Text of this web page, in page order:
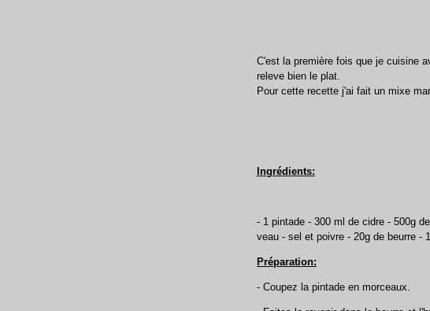
C'est la première fois que je cuisine
releve bien le plat.
Pour cette recette j'ai fait un mixe
Ingrédients:
- 1 pintade - 300 ml de cidre - 500g
veau - sel et poivre - 20g de beurre -
Préparation:
- Coupez la pintade en morceaux.